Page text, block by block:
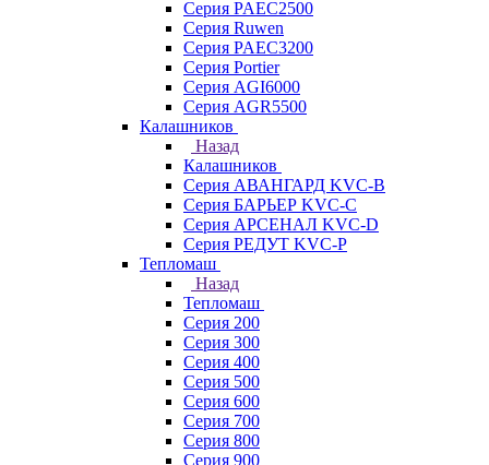
Серия PAEC2500
Серия Ruwen
Серия PAEC3200
Серия Portier
Серия AGI6000
Серия AGR5500
Калашников
Назад
Калашников
Серия АВАНГАРД KVC-B
Серия БАРЬЕР KVC-C
Серия АРСЕНАЛ KVC-D
Серия РЕДУТ KVC-P
Тепломаш
Назад
Тепломаш
Серия 200
Серия 300
Серия 400
Серия 500
Серия 600
Серия 700
Серия 800
Серия 900